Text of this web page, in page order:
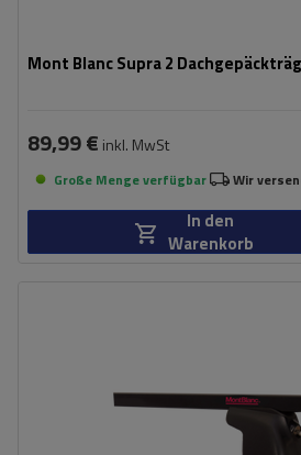
Mont Blanc Supra 2
89,99 € inkl. MwSt
Große Menge verfügbar Wir
In den
Warenkorb